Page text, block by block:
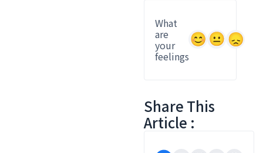
What
are
your
feelings
Share This
Article :